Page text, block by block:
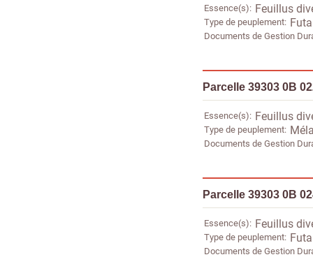
Essence(s) Feuillus
Type de peuplement
Documents de Gestion
Parcelle 39303 0B
Essence(s) Feuillus
Type de peuplement
Documents de Gestion
Parcelle 39303 0B
Essence(s) Feuillus
Type de peuplement
Documents de Gestion